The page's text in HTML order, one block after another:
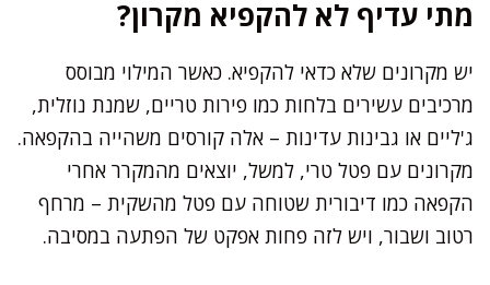
מתי עדיף לא להקפיא מקרון?
יש מקרונים שלא כדאי להקפיא. כאשר המילוי מבוסס
מרכיבים עשירים בלחות כמו פירות טריים, שמנת נוזלית,
ג'ליים או גבינות עדינות – אלה קורסים משהייה בהקפאה.
מקרונים עם פטל טרי, למשל, יוצאים מהמקרר אחרי
הקפאה כמו דיבורית שטוחה עם פטל מהשקית – מרחף
רטוב ושבור, ויש לזה פחות אפקט של הפתעה במסיבה.